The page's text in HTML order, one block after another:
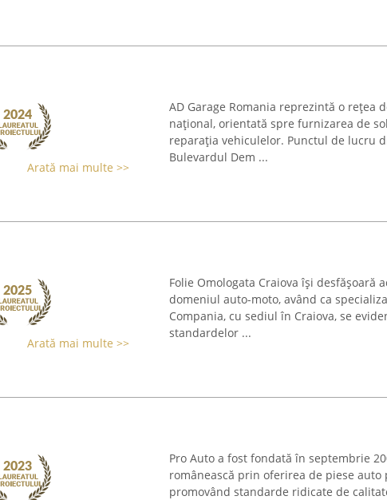
Arată mai multe >>
AD Garage Romania reprezintă o rețea
național, orientată spre furnizarea de
reparația vehiculelor. Punctul de lucru
Bulevardul Dem ...
Arată mai multe >>
Folie Omologata Craiova își desfășoară
domeniul auto-moto, având ca
Compania, cu sediul în Craiova, se
standardelor ...
Pro Auto a fost fondată în septembrie
românească prin oferirea de piese
promovând standarde ridicate de